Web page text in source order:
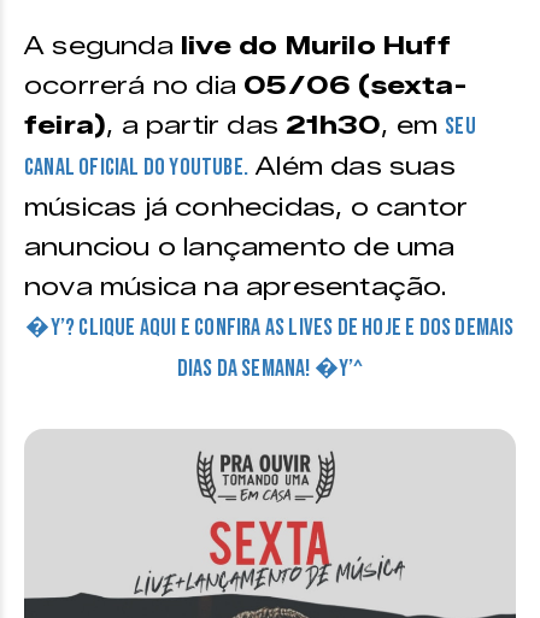
A segunda live do Murilo Huff
ocorrerá no dia 05/06 (sexta-
feira), a partir das 21h30, em seu
canal oficial do Youtube. Além das suas
músicas já conhecidas, o cantor
anunciou o lançamento de uma
nova música na apresentação.
�Y’? CLIQUE AQUI E CONFIRA AS LIVES DE HOJE E DOS DEMAIS
DIAS DA SEMANA! �Y’^